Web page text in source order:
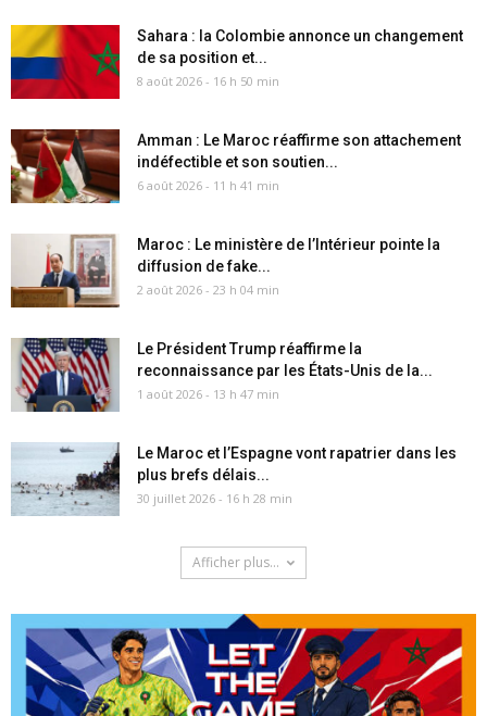
Sahara : la Colombie annonce un changement
de sa position et...
8 août 2026 - 16 h 50 min
Amman : Le Maroc réaffirme son attachement
indéfectible et son soutien...
6 août 2026 - 11 h 41 min
Maroc : Le ministère de l’Intérieur pointe la
diffusion de fake...
2 août 2026 - 23 h 04 min
Le Président Trump réaffirme la
reconnaissance par les États-Unis de la...
1 août 2026 - 13 h 47 min
Le Maroc et l’Espagne vont rapatrier dans les
plus brefs délais...
30 juillet 2026 - 16 h 28 min
Afficher plus...